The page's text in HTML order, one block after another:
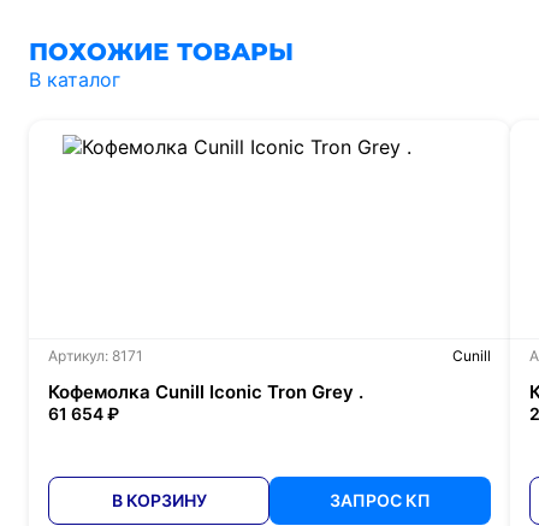
ПОХОЖИЕ ТОВАРЫ
В каталог
Артикул: 8171 Cunill
Кофемолка Cunill Iconic Tron Grey .
61 654 ₽
В КОРЗИНУ ЗАПРОС КП